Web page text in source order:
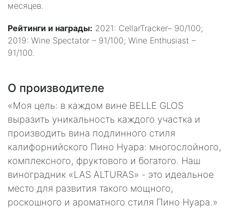
месяцев.
Рейтинги и награды: 2021: CellarTracker– 90/100;
2019: Wine Spectator – 91/100; Wine Enthusiast –
91/100.
О производителе
«Моя цель: в каждом вине BELLE GLOS
выразить уникальность каждого участка и
производить вина подлинного стиля
калифорнийского Пино Нуара: многослойного,
комплексного, фруктового и богатого. Наш
виноградник «LAS ALTURAS» - это идеальное
место для развития такого мощного,
роскошного и ароматного стиля Пино Нуара.»